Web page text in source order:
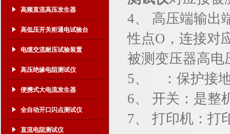
高频直流高压发生器
高低压开关柜通电试验台
电缆交流耐压试验装置
高压绝缘电阻测试仪
便携式大电流发生器
全自动开口闪点测试仪
直流电阻测试仪
4、 高压端输出
性点O，连接对
被测变压器高电
5、 ：保护接
6、 开关：是整
7、 打印机：打